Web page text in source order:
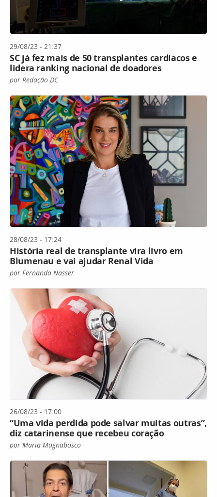
29/08/23 - 21:37
SC já fez mais de 50 transplantes cardíacos e
lidera ranking nacional de doadores
por Redação DC
28/08/23 - 17:24
História real de transplante vira livro em
Blumenau e vai ajudar Renal Vida
por Fernanda Nasser
26/08/23 - 17:00
“Uma vida perdida pode salvar muitas outras”,
diz catarinense que recebeu coração
por Maria Magnabosco